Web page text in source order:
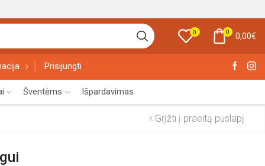
0 0 0,00€
Prisijungti
Šventėms Išpardavimas
Grįžti į praeitą puslapį